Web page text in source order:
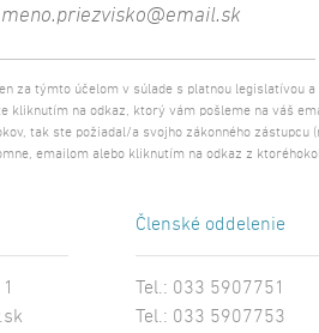
za týmto účelom v súlade s platnou legislatívou
kliknutím na odkaz, ktorý vám pošleme na váš
tak ste požiadal/a svojho zákonného zástupcu
emailom alebo kliknutím na odkaz z
Členské oddelenie
Tel.: 033 5907751
Tel.: 033 5907753